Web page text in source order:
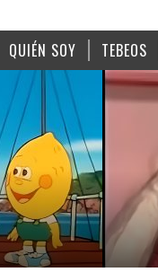
QUIÉN SOY TEBEOS